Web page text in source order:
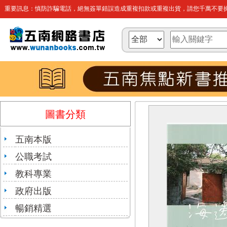
重要訊息：慎防詐騙電話，絕無簽單錯誤造成重複扣款或重複出貨，請您千萬不要
圖書分類
五南本版
公職考試
教科專業
政府出版
暢銷精選